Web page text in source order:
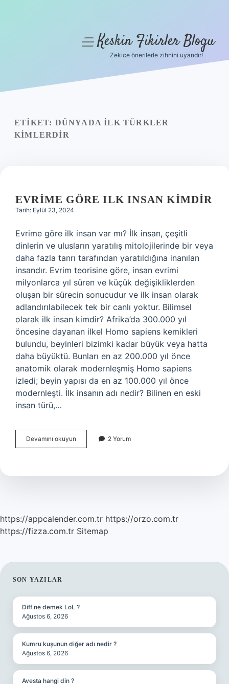
Yasal Uyarı
menüyüKeskin Fikirler Blogu
Zekice önerilerle zihnini uyandır!
ETIKET: DÜNYADA ILK TÜRKLER
KIMLERDIR
EVRIME GÖRE ILK INSAN KIMDIR
Tarih: Eylül 23, 2024
Evrime göre ilk insan var mı? İlk insan, çeşitli
dinlerin ve ulusların yaratılış mitolojilerinde bir veya
daha fazla tanrı tarafından yaratıldığına inanılan
insandır. Evrim teorisine göre, insan evrimi
milyonlarca yıl süren ve küçük değişikliklerden
oluşan bir sürecin sonucudur ve ilk insan olarak
adlandırılabilecek tek bir canlı yoktur. Bilimsel
olarak ilk insan kimdir? Afrika’da 300.000 yıl
öncesine dayanan ilkel Homo sapiens kemikleri
bulundu, beyinleri bizimki kadar büyük veya hatta
daha büyüktü. Bunları en az 200.000 yıl önce
anatomik olarak modernleşmiş Homo sapiens
izledi; beyin yapısı da en az 100.000 yıl önce
modernleşti. İlk insanın adı nedir? Bilinen en eski
insan türü,…
Devamını okuyun
Göre
Kimdir
2 Yorum
https://appcalender.com.tr https://orzo.com.tr
https://fizza.com.tr Sitemap
SIDEBAR
SON YAZILAR
Diff ne demek LoL ?
Ağustos 6, 2026
Kumru kuşunun diğer adı nedir ?
Ağustos 6, 2026
Avesta hangi din ?